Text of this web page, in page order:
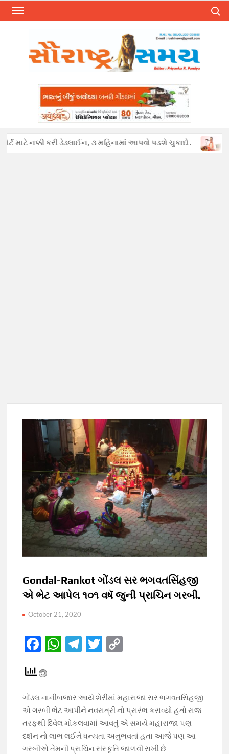
Skip
નક્કી કરી ડેડલાઈન, ૩ મહિનામાં આપવો પડશે ચુકાદો.
Gondal-Rankot ગોંડલ સર ભગવતસિંહજી
એ ભેટ આપેલ ૧૦૧ વષૅ જુની પ્રાચિન ગરબી.
October 21, 2020
F
e
b
o
o
k
W
s
A
p
p
T
gr
a
m
T
er y
Li
n
k
ગોંડલ નાનીબજાર આયૅ શેરીમાં મહારાજા સર ભગવતસિહજી
એ ગરબી ભેટ આપીને નવરાત્રી નો પ્રારંભ કરાવ્યો હતો રાજ
તરફથી દિવેલ મોકલવામાં આવતું એ સમયે મહારાજા પણ
દશૅન નો લાભ લઈને ધન્યતા અનુભવતાં હતા આજે પણ આ
ગરબીએ તેમની પ્રાચિન સંસ્કૃતિ જાળવી રાખી છે